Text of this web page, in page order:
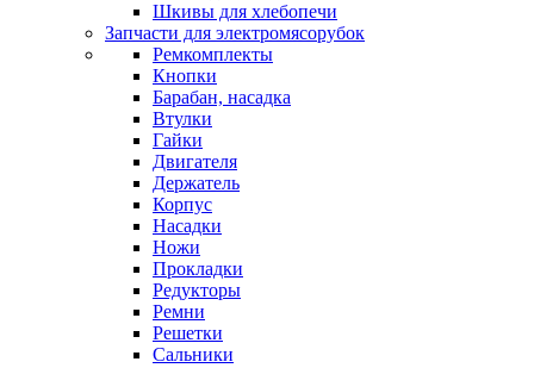
Шкивы для хлебопечи
Запчасти для электромясорубок
Ремкомплекты
Кнопки
Барабан, насадка
Втулки
Гайки
Двигателя
Держатель
Корпус
Насадки
Ножи
Прокладки
Редукторы
Ремни
Решетки
Сальники